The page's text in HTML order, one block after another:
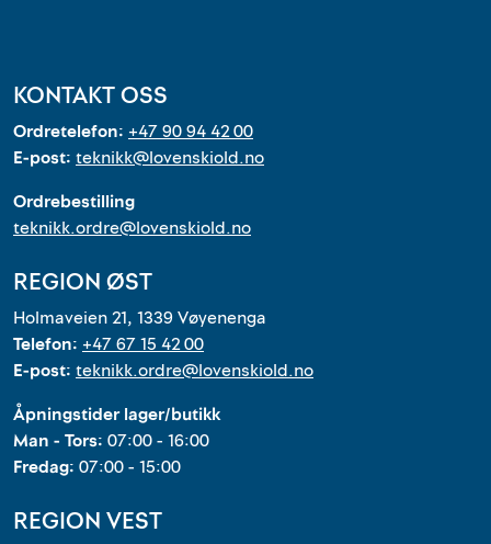
KONTAKT OSS
Ordretelefon: +47 90 94 42 00
E-post: teknikk@lovenskiold.no
Ordrebestilling
teknikk.ordre@lovenskiold.no
REGION ØST
Holmaveien 21, 1339 Vøyenenga
Telefon: +47 67 15 42 00
E-post: teknikk.ordre@lovenskiold.no
Åpningstider lager/butikk
Man - Tors: 07:00 - 16:00
Fredag: 07:00 - 15:00
REGION VEST